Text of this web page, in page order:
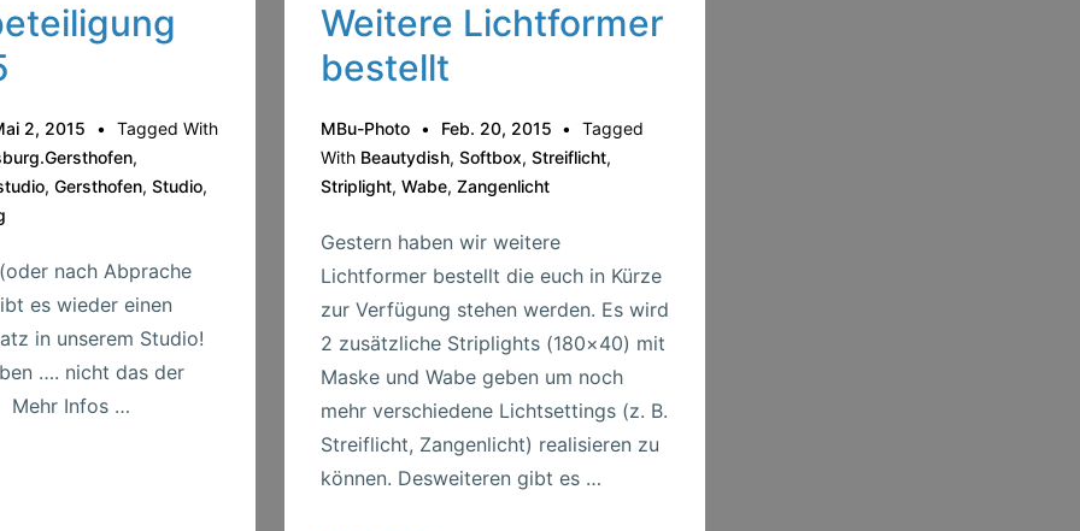
2, 2015
Tagged With
,
, Gersthofen, Studio,
nach Abprache
es wieder einen
in unserem Studio!
…. nicht das der
Mehr Infos …
Weitere Lichtformer
bestellt
MBu-Photo Feb. 20, 2015
Tagged
With Beautydish, Softbox, Streiflicht,
Striplight, Wabe, Zangenlicht
Gestern haben wir weitere
Lichtformer bestellt die euch in Kürze
zur Verfügung stehen werden. Es wird
2 zusätzliche Striplights (180×40) mit
Maske und Wabe geben um noch
mehr verschiedene Lichtsettings (z. B.
Streiflicht, Zangenlicht) realisieren zu
können. Desweiteren gibt es …